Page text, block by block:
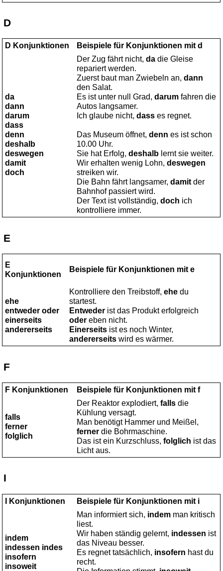
D
D Konjunktionen Beispiele für Konjunktionen mit d
da
dann
darum
dass
denn
deshalb
deswegen
damit
doch
Der Zug fährt nicht,da die Gleise
repariert werden.
Zuerst baut man Zwiebeln an,dann
den Salat.
Es ist unter null Grad,darum fahren die
Autos langsamer.
Ich glaube nicht,dass es regnet.
Das Museum öffnet,denn es ist schon
10.00 Uhr.
Sie hat Erfolg,deshalb lernt sie weiter.
Wir erhalten wenig Lohn,deswegen
streiken wir.
Die Bahn fährt langsamer,damitder
Bahnhof passiert wird.
Der Text ist vollständig,doch ich
kontrolliere immer.
E
E
Konjunktionen
Beispiele für Konjunktionen mit e
ehe
entweder oder
einerseits
andererseits
Kontrolliere den Treibstoff,ehe du
startest.
Entweder ist das Produkt erfolgreich
oder eben nicht.
Einerseits ist es noch Winter,
andererseits wird es wärmer.
F
F Konjunktionen Beispiele für Konjunktionen mit f
falls
ferner
folglich
Der Reaktor explodiert,falls die
Kühlung versagt.
Man benötigt Hammer und Meißel,
ferner die Bohrmaschine.
Das ist ein Kurzschluss,folglich ist das
Licht aus.
I
I Konjunktionen Beispiele für Konjunktionen mit i
indem
indessen indes
insofern
insoweit
Man informiert sich, indem man kritisch
liest.
Wir haben ständig gelernt, indessen ist
das Niveau besser.
Es regnet tatsächlich, insofern hast du
recht.